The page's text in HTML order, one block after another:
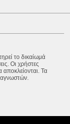
το δικαίωμά
Οι χρήστες
Τα